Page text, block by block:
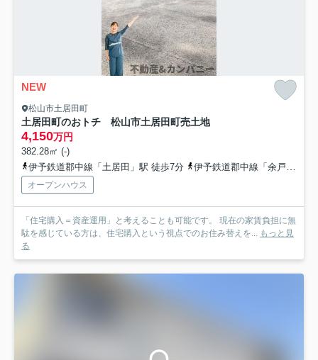
NEW
松山市土居田町
土居田町のおトチ 松山市土居田町売土地
4,150万円
382.28㎡ (-)
伊予鉄道郡中線「土居田」駅 徒歩7分
伊予鉄道郡中線「余戸」駅 徒歩18分
オープンハウス
「住宅購入＝資産運用」と考えることも可能です。 現在の家賃負担に無
駄を感じている方は、住宅購入という視点でのお住み替えを... もっと見
る